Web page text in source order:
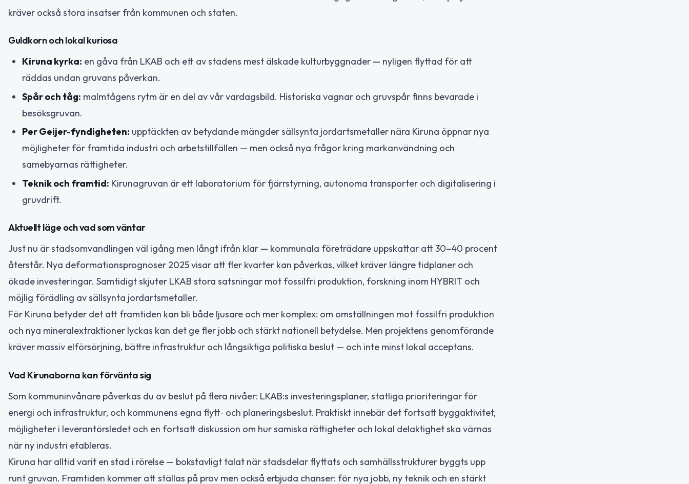
kräver också stora insatser från kommunen och staten.
Guldkorn och lokal kuriosa
Kiruna kyrka: en gåva från LKAB och ett av stadens mest älskade kulturbyggnader — nyligen flyttad för att
räddas undan gruvans påverkan.
Spår och tåg: malmtågens rytm är en del av vår vardagsbild. Historiska vagnar och gruvspår finns bevarade i
besöksgruvan.
Per Geijer-fyndigheten: upptäckten av betydande mängder sällsynta jordartsmetaller nära Kiruna öppnar nya
möjligheter för framtida industri och arbetstillfällen — men också nya frågor kring markanvändning och
samebyarnas rättigheter.
Teknik och framtid: Kirunagruvan är ett laboratorium för fjärrstyrning, autonoma transporter och digitalisering i
gruvdrift.
Aktuellt läge och vad som väntar
Just nu är stadsomvandlingen väl igång men långt ifrån klar — kommunala företrädare uppskattar att 30–40 procent
återstår. Nya deformationsprognoser 2025 visar att fler kvarter kan påverkas, vilket kräver längre tidplaner och
ökade investeringar. Samtidigt skjuter LKAB stora satsningar mot fossilfri produktion, forskning inom HYBRIT och
möjlig förädling av sällsynta jordartsmetaller.
För Kiruna betyder det att framtiden kan bli både ljusare och mer komplex: om omställningen mot fossilfri produktion
och nya mineralextraktioner lyckas kan det ge fler jobb och stärkt nationell betydelse. Men projektens genomförande
kräver massiv elförsörjning, bättre infrastruktur och långsiktiga politiska beslut — och inte minst lokal acceptans.
Vad Kirunaborna kan förvänta sig
Som kommuninvånare påverkas du av beslut på flera nivåer: LKAB:s investeringsplaner, statliga prioriteringar för
energi och infrastruktur, och kommunens egna flytt‑ och planeringsbeslut. Praktiskt innebär det fortsatt byggaktivitet,
möjligheter i leverantörsledet och en fortsatt diskussion om hur samiska rättigheter och lokal delaktighet ska värnas
när ny industri etableras.
Kiruna har alltid varit en stad i rörelse — bokstavligt talat när stadsdelar flyttats och samhällsstrukturer byggts upp
runt gruvan. Framtiden kommer att ställas på prov men också erbjuda chanser: för nya jobb, ny teknik och en stärkt